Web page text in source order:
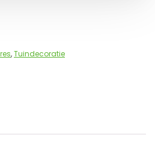
,Tuindecoratie